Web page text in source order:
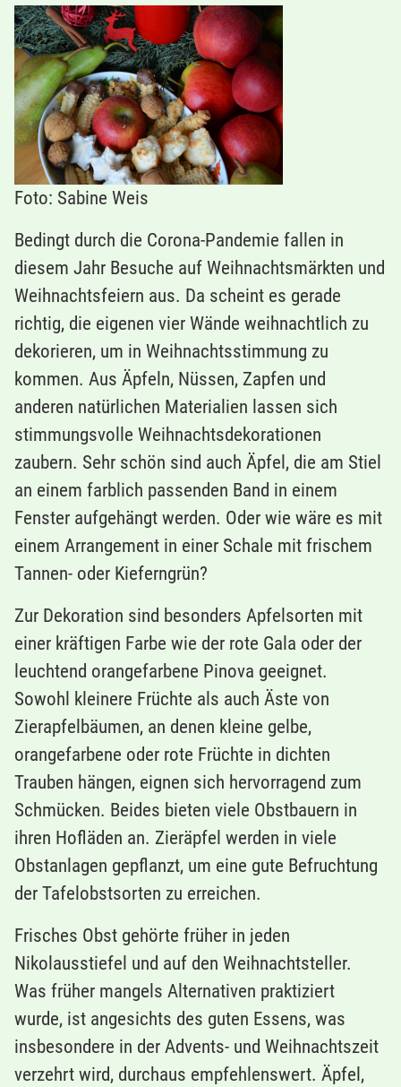
Foto: Sabine Weis
Bedingt durch die Corona-Pandemie fallen in
diesem Jahr Besuche auf Weihnachtsmärkten und
Weihnachtsfeiern aus. Da scheint es gerade
richtig, die eigenen vier Wände weihnachtlich zu
dekorieren, um in Weihnachtsstimmung zu
kommen. Aus Äpfeln, Nüssen, Zapfen und
anderen natürlichen Materialien lassen sich
stimmungsvolle Weihnachtsdekorationen
zaubern. Sehr schön sind auch Äpfel, die am Stiel
an einem farblich passenden Band in einem
Fenster aufgehängt werden. Oder wie wäre es mit
einem Arrangement in einer Schale mit frischem
Tannen- oder Kieferngrün?
Zur Dekoration sind besonders Apfelsorten mit
einer kräftigen Farbe wie der rote Gala oder der
leuchtend orangefarbene Pinova geeignet.
Sowohl kleinere Früchte als auch Äste von
Zierapfelbäumen, an denen kleine gelbe,
orangefarbene oder rote Früchte in dichten
Trauben hängen, eignen sich hervorragend zum
Schmücken. Beides bieten viele Obstbauern in
ihren Hofläden an. Zieräpfel werden in viele
Obstanlagen gepflanzt, um eine gute Befruchtung
der Tafelobstsorten zu erreichen.
Frisches Obst gehörte früher in jeden
Nikolausstiefel und auf den Weihnachtsteller.
Was früher mangels Alternativen praktiziert
wurde, ist angesichts des guten Essens, was
insbesondere in der Advents- und Weihnachtszeit
verzehrt wird, durchaus empfehlenswert. Äpfel,